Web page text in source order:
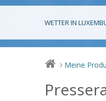
WETTER IN
> Meine